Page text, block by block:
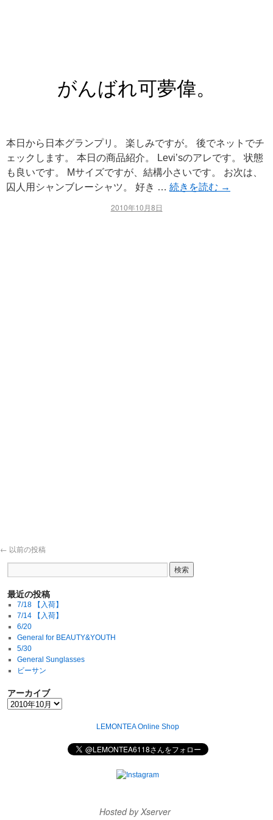
がんばれ可夢偉。
本日から日本グランプリ。 楽しみですが。 後でネットでチ
ェックします。 本日の商品紹介。 Levi’sのアレです。 状態
も良いです。 Mサイズですが、結構小さいです。 お次は、
囚人用シャンブレーシャツ。 好き … 続きを読む →
2010年10月8日
← 以前の投稿
最近の投稿
7/18 【入荷】
7/14 【入荷】
6/20
General for BEAUTY&YOUTH
5/30
General Sunglasses
ビーサン
アーカイブ
LEMONTEA Online Shop
Hosted by Xserver